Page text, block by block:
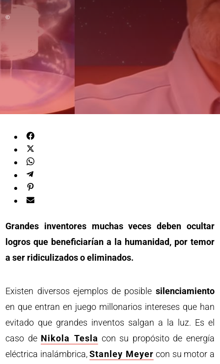
©
Grandes inventores muchas veces deben ocultar
logros que beneficiarían a la humanidad, por temor
a ser ridiculizados o eliminados.
Existen diversos ejemplos de posible silenciamiento
en que entran en juego millonarios intereses que han
evitado que grandes inventos salgan a la luz. Es el
caso de Nikola Tesla con su propósito de energía
eléctrica inalámbrica,Stanley Meyer con su motor a